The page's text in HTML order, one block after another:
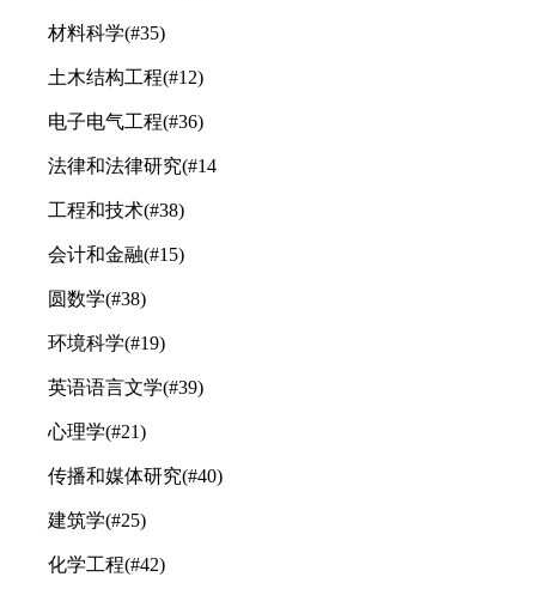
材料科学(#35)
土木结构工程(#12)
电子电气工程(#36)
法律和法律研究(#14
工程和技术(#38)
会计和金融(#15)
圆数学(#38)
环境科学(#19)
英语语言文学(#39)
心理学(#21)
传播和媒体研究(#40)
建筑学(#25)
化学工程(#42)